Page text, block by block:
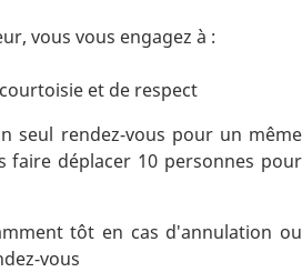
vous vous engagez à :
et de respect
seul rendez-vous pour un même
faire déplacer 10 personnes pour
tôt en cas d'annulation ou
vous